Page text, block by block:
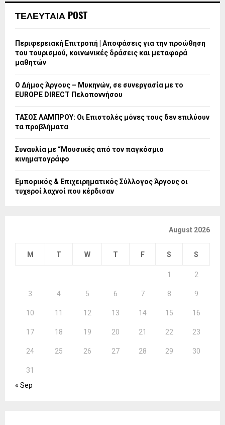
ΤΕΛΕΥΤΑΙΑ POST
Περιφερειακή Επιτροπή | Αποφάσεις για την προώθηση
του τουρισμού, κοινωνικές δράσεις και μεταφορά
μαθητών
Ο Δήμος Άργους – Μυκηνών, σε συνεργασία με το
EUROPE DIRECT Πελοποννήσου
ΤΑΣΟΣ ΛΑΜΠΡΟΥ: Οι Επιστολές μόνες τους δεν επιλύουν
τα προβλήματα
Συναυλία με “Μουσικές από τον παγκόσμιο
κινηματογράφο
Εμπορικός & Επιχειρηματικός Σύλλογος Άργους οι
τυχεροί λαχνοί που κέρδισαν
August 2026
M T W T F S S
1 2
3 4 5 6 7 8 9
10 11 12 13 14 15 16
17 18 19 20 21 22 23
24 25 26 27 28 29 30
31
« Sep